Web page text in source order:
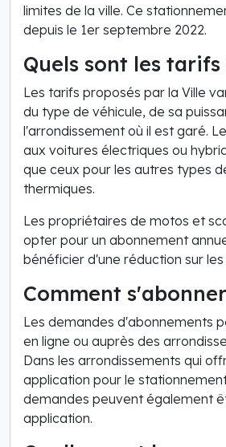
limites de la ville. Ce
depuis le 1er septembre 2022.
Quels sont les tarifs
Les tarifs proposés par la Ville
du type de véhicule, de sa
l'arrondissement où il est garé.
aux voitures électriques ou
que ceux pour les autres types
thermiques.
Les propriétaires de motos et
opter pour un abonnement
bénéficier d'une réduction sur
Comment
Les demandes d'abonnements
en ligne ou auprès des
Dans les arrondissements qui
application pour le
demandes peuvent également
application.